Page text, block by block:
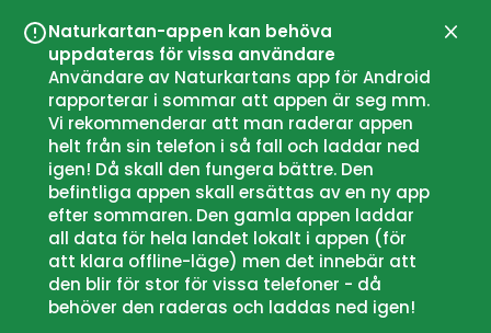
Naturkartan-appen kan behöva
uppdateras för vissa användare
Användare av Naturkartans app för Android
rapporterar i sommar att appen är seg mm.
Vi rekommenderar att man raderar appen
helt från sin telefon i så fall och laddar ned
igen! Då skall den fungera bättre. Den
befintliga appen skall ersättas av en ny app
efter sommaren. Den gamla appen laddar
all data för hela landet lokalt i appen (för
att klara offline-läge) men det innebär att
den blir för stor för vissa telefoner - då
behöver den raderas och laddas ned igen!